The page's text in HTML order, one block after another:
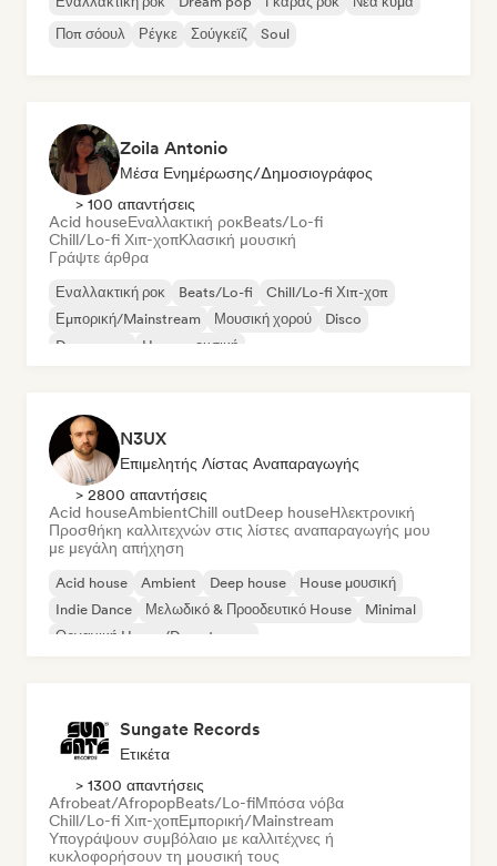
Ποπ σόουλ
Ρέγκε Σούγκεϊζ Soul
Zoila Antonio
Μέσα Ενημέρωσης/Δημοσιογράφος
> 100 απαντήσεις
Acid houseΕναλλακτική ροκBeats/Lo-fi
Chill/Lo-fi Χιπ-χοπΚλασική μουσική
Γράψτε άρθρα
Εναλλακτική ροκ Beats/Lo-fi
Chill/Lo-fi Χιπ-χοπ
Εμπορική/Mainstream
Μουσική χορού
Disco
Dream pop
House μουσική
N3UX
Επιμελητής Λίστας Αναπαραγωγής
> 2800 απαντήσεις
Acid houseAmbientChill outDeep houseΗλεκτρονική
Προσθήκη καλλιτεχνών στις λίστες αναπαραγωγής μου
με μεγάλη απήχηση
Acid house Ambient Deep house
House μουσική
Indie Dance
Μελωδικό & Προοδευτικό House
Minimal
Οργανική House/Downtempo
Sungate Records
Ετικέτα
> 1300 απαντήσεις
Afrobeat/AfropopBeats/Lo-fiΜπόσα νόβα
Chill/Lo-fi Χιπ-χοπΕμπορική/Mainstream
Υπογράψουν συμβόλαιο με καλλιτέχνες ή
κυκλοφορήσουν τη μουσική τους